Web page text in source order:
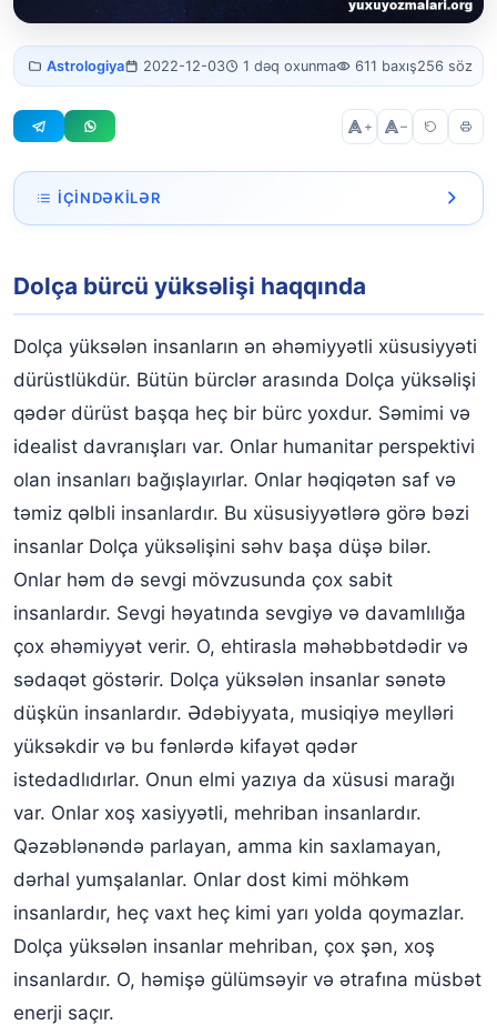
Dolça bürcü
yüksəlişi
Astrologiya 2022-12-03 1 dəq oxunma 611 baxış256 söz
+ –
İÇINDƏKILƏR
Dolça bürcü yüksəlişi haqqında
Dolça yüksələn insanların ən əhəmiyyətli xüsusiyyəti
dürüstlükdür. Bütün bürclər arasında Dolça yüksəlişi
qədər dürüst başqa heç bir bürc yoxdur. Səmimi və
idealist davranışları var. Onlar humanitar perspektivi
olan insanları bağışlayırlar. Onlar həqiqətən saf və
təmiz qəlbli insanlardır. Bu xüsusiyyətlərə görə bəzi
insanlar Dolça yüksəlişini səhv başa düşə bilər.
Onlar həm də sevgi mövzusunda çox sabit
insanlardır. Sevgi həyatında sevgiyə və davamlılığa
çox əhəmiyyət verir. O, ehtirasla məhəbbətdədir və
sədaqət göstərir. Dolça yüksələn insanlar sənətə
düşkün insanlardır. Ədəbiyyata, musiqiyə meylləri
yüksəkdir və bu fənlərdə kifayət qədər
istedadlıdırlar. Onun elmi yazıya da xüsusi marağı
var. Onlar xoş xasiyyətli, mehriban insanlardır.
Qəzəblənəndə parlayan, amma kin saxlamayan,
dərhal yumşalanlar. Onlar dost kimi möhkəm
insanlardır, heç vaxt heç kimi yarı yolda qoymazlar.
Dolça yüksələn insanlar mehriban, çox şən, xoş
insanlardır. O, həmişə gülümsəyir və ətrafına müsbət
enerji saçır.